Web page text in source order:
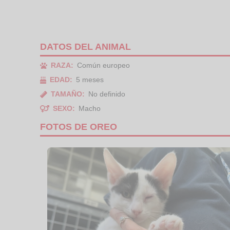
DATOS DEL ANIMAL
RAZA:
Común europeo
EDAD:
5 meses
TAMAÑO:
No definido
SEXO:
Macho
FOTOS DE OREO